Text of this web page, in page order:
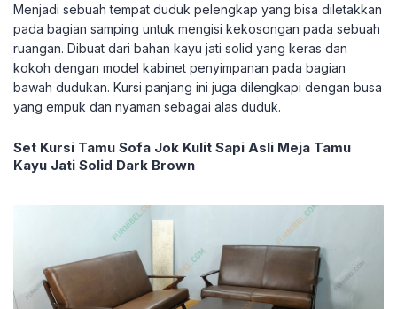
Menjadi sebuah tempat duduk pelengkap yang bisa diletakkan
pada bagian samping untuk mengisi kekosongan pada sebuah
ruangan. Dibuat dari bahan kayu jati solid yang keras dan
kokoh dengan model kabinet penyimpanan pada bagian
bawah dudukan. Kursi panjang ini juga dilengkapi dengan busa
yang empuk dan nyaman sebagai alas duduk.
Set Kursi Tamu Sofa Jok Kulit Sapi Asli Meja Tamu
Kayu Jati Solid Dark Brown